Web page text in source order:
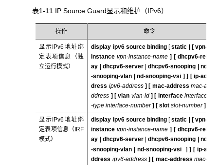
表1-11 IP Source Guard显示和维护（IPv6）
操作 命令
显示IPv6地址绑
定表项信息（独
立运行模式）
display ipv6 source binding [static | [ vpn-
instance vpn-instance-name ] [ dhcpv6-rel
ay
dhcpv6-server |dhcpv6-snooping |
nd
-snooping-vlan | nd-snooping-vsi ] ] [ ip-ad
dress ipv6-address] [ mac-address mac-a
ddress ] [vlan vlan-id] [ interface interface
-type interface-number] [slot slot-number]
显示IPv6地址绑
定表项信息（IRF
模式）
display ipv6 source binding [static | [ vpn-
instance vpn-instance-name ] [ dhcpv6-rel
ay
dhcpv6-server |dhcpv6-snooping |
nd
-snooping-vlan | nd-snooping-vsi
] ] [ ip-a
ddress ipv6-address] [ mac-address mac-